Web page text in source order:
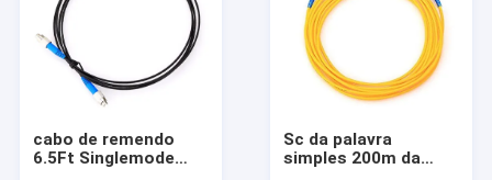
cabo de remendo
6.5Ft Singlemode
Sc da palavra
simples 200m da